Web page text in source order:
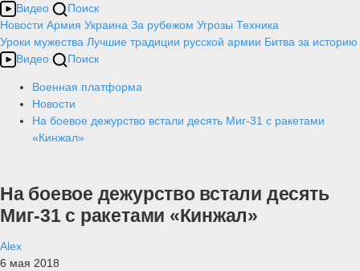
Видео
Поиск
Новости Армия Украина За рубежом Угрозы Техника
Уроки мужества Лучшие традиции русской армии Битва за историю
Видео
Поиск
Военная платформа
Новости
На боевое дежурство встали десять Миг-31 с ракетами
«Кинжал»
На боевое дежурство встали десять
Миг-31 с ракетами «Кинжал»
Alex
6 мая 2018